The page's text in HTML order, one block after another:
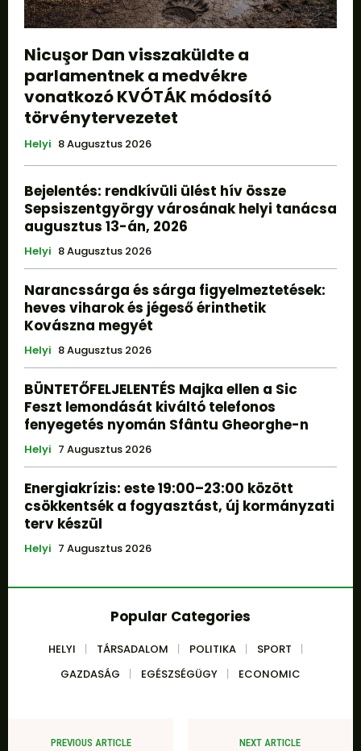
Nicuşor Dan visszaküldte a
parlamentnek a medvékre
vonatkozó KVÓTÁK módosító
törvénytervezetet
Helyi 8 Augusztus 2026
Bejelentés: rendkívüli ülést hív össze
Sepsiszentgyörgy városának helyi tanácsa
augusztus 13-án, 2026
Helyi 8 Augusztus 2026
Narancssárga és sárga figyelmeztetések:
heves viharok és jégeső érinthetik
Kovászna megyét
Helyi 8 Augusztus 2026
BÜNTETŐFELJELENTÉS Majka ellen a Sic
Feszt lemondását kiváltó telefonos
fenyegetés nyomán Sfântu Gheorghe-n
Helyi 7 Augusztus 2026
Energiakrízis: este 19:00–23:00 között
csökkentsék a fogyasztást, új kormányzati
terv készül
Helyi 7 Augusztus 2026
Popular Categories
HELYI TÁRSADALOM POLITIKA
SPORT
GAZDASÁG
EGÉSZSÉGÜGY ECONOMIC
PREVIOUS ARTICLE NEXT ARTICLE